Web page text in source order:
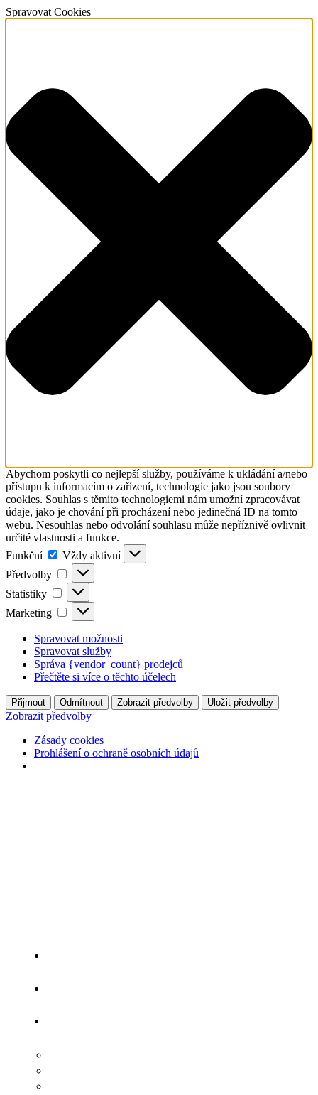
Spravovat Cookies
Abychom poskytli co nejlepší služby, používáme k ukládání a/nebo
přístupu k informacím o zařízení, technologie jako jsou soubory
cookies. Souhlas s těmito technologiemi nám umožní zpracovávat
údaje, jako je chování při procházení nebo jedinečná ID na tomto
webu. Nesouhlas nebo odvolání souhlasu může nepříznivě ovlivnit
určité vlastnosti a funkce.
Funkční
Funkční
Vždy aktivní
Předvolby
Předvolby
Statistiky Statistiky
Marketing Marketing
Spravovat možnosti
Spravovat služby
Správa {vendor_count} prodejců
Přečtěte si více o těchto účelech
Přijmout Odmítnout Zobrazit předvolby Uložit předvolby
Zobrazit předvolby
Zásady cookies
Prohlášení o ochraně osobních údajů